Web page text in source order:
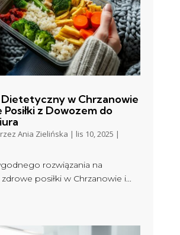
w Chrzanowie
z Dowozem do
Ania Zielińska | lis 10, 2025 |
rozwiązania na
posiłki w Chrzanowie i...